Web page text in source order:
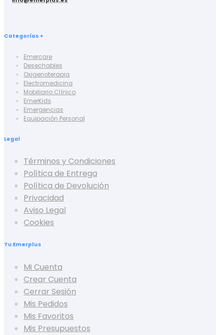
Categorías +
Emercare
Desechables
Oxigenoterapia
Electromedicina
Mobiliario Clínico
EmerKids
Emergencias
Equipación Personal
Legal
Términos y Condiciones
Política de Entrega
Política de Devolución
Privacidad
Aviso Legal
Cookies
Tu Emerplus
Mi Cuenta
Crear Cuenta
Cerrar Sesión
Mis Pedidos
Mis Favoritos
Mis Presupuestos